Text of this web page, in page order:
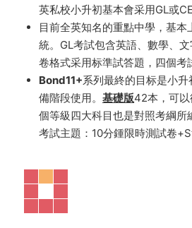
高清PDF 百度網盤下載-756MB
礎版有所提升，如果覺得基礎版
可以試試進階版38本！
11+考試是小學最後一年小升初
試的學生年齡在10-11歲左右，
英私校小升初基本會采用GL或
目前全英知名的重點中學，基本
統。GL考試包含英語、數學、文
Bond11+
備階段使用。